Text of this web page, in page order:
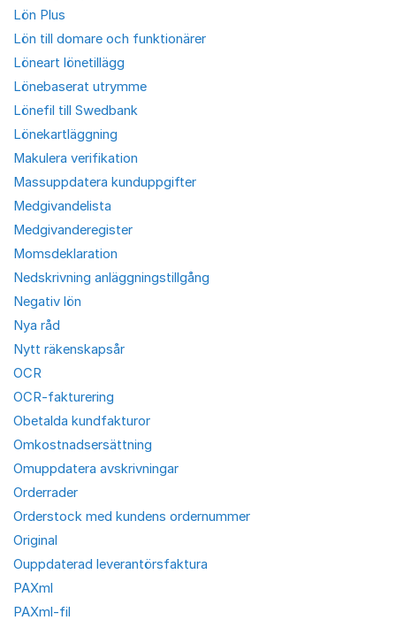
Lön Plus
Lön till domare och funktionärer
Löneart lönetillägg
Lönebaserat utrymme
Lönefil till Swedbank
Lönekartläggning
Makulera verifikation
Massuppdatera kunduppgifter
Medgivandelista
Medgivanderegister
Momsdeklaration
Nedskrivning anläggningstillgång
Negativ lön
Nya råd
Nytt räkenskapsår
OCR
OCR-fakturering
Obetalda kundfakturor
Omkostnadsersättning
Omuppdatera avskrivningar
Orderrader
Orderstock med kundens ordernummer
Original
Ouppdaterad leverantörsfaktura
PAXml
PAXml-fil